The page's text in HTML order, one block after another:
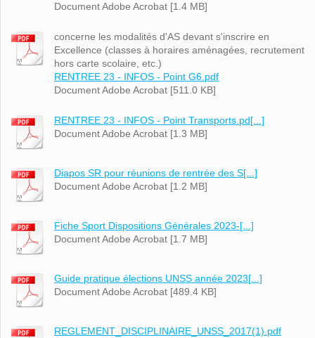
Document Adobe Acrobat [1.4 MB]
concerne les modalités d'AS devant s'inscrire en
Excellence (classes à horaires aménagées, recrutement
hors carte scolaire, etc.)
RENTREE 23 - INFOS - Point G6.pdf
Document Adobe Acrobat [511.0 KB]
RENTREE 23 - INFOS - Point Transports.pd[...]
Document Adobe Acrobat [1.3 MB]
Diapos SR pour réunions de rentrée des S[...]
Document Adobe Acrobat [1.2 MB]
Fiche Sport Dispositions Générales 2023-[...]
Document Adobe Acrobat [1.7 MB]
Guide pratique élections UNSS année 2023[...]
Document Adobe Acrobat [489.4 KB]
REGLEMENT_DISCIPLINAIRE_UNSS_2017(1).pdf